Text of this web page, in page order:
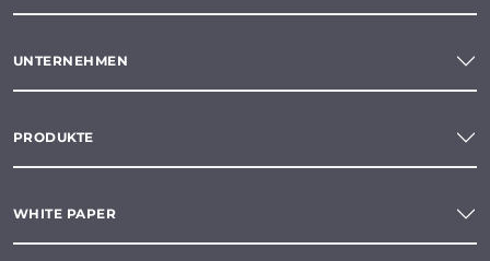
UNTERNEHMEN
PRODUKTE
WHITE PAPER